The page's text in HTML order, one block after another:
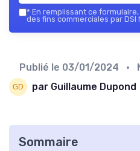
* En remplissant ce formulaire,
des fins commerciales par
Publié le 03/01/2024 •
par Guillaume Dupond
Sommaire